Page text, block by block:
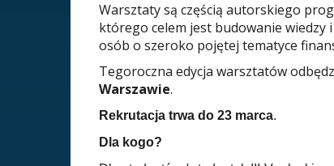
Warsztaty są częścią autorskiego
którego celem jest budowanie wiedzy
osób o szeroko pojętej tematyce
Tegoroczna edycja warsztatów
Warszawie.
Rekrutacja trwa do 23 marca.
Dla kogo?